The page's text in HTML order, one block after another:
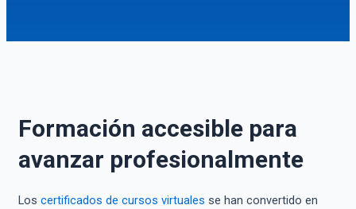
Formación accesible para
avanzar profesionalmente
Los certificados de cursos virtuales se han convertido en